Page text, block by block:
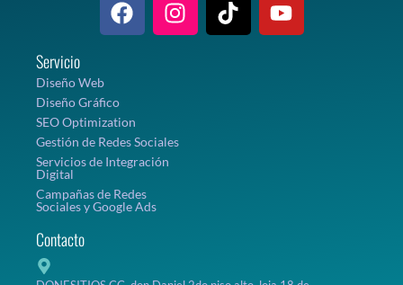
Servicio
Diseño Web
Diseño Gráfico
SEO Optimization
Gestión de Redes Sociales
Servicios de Integración
Digital
Campañas de Redes
Sociales y Google Ads
Contacto